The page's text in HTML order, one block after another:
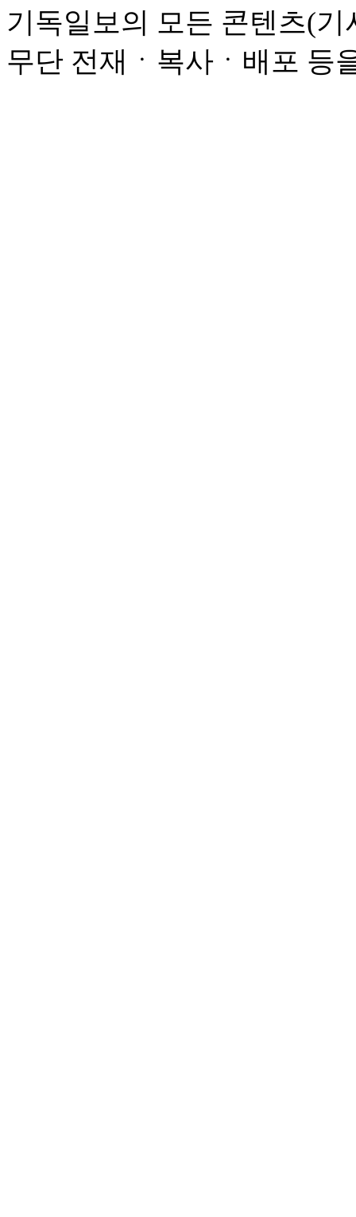
기독일보의 모든 콘텐츠(
무단 전재ㆍ복사ㆍ배포 등